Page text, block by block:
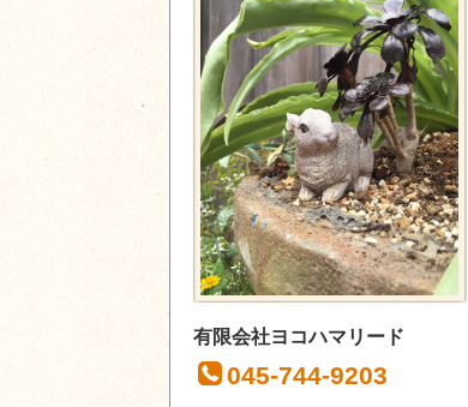
有限会社ヨコハマリード
045-744-9203